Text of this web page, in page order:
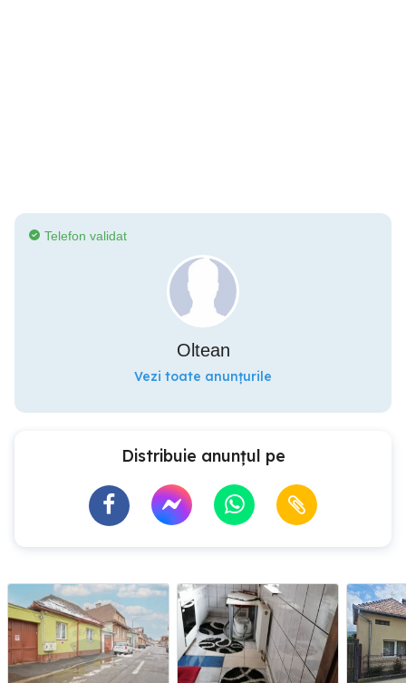
Telefon validat
Oltean
Vezi toate anunțurile
Distribuie anunțul pe